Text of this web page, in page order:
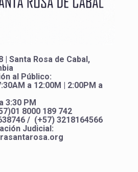
| Santa Rosa de Cabal,
al Público:
a 12:00M | 2:00PM a
3:30 PM
8000 189 742
/ (+57) 3218164566
Judicial: